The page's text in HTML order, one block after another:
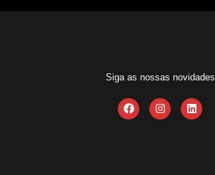
Siga as nossas novidades